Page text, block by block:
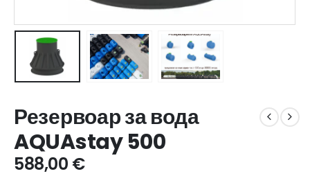
Резервоар за вода
AQUAstay 500
588,00 €